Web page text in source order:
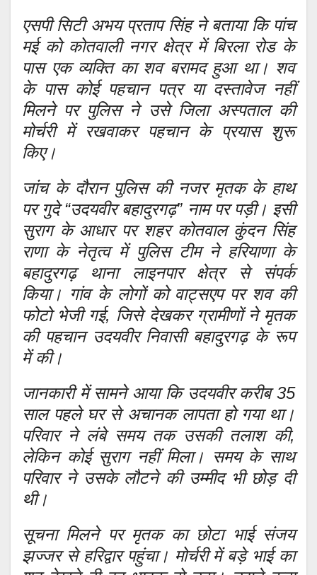
एसपी सिटी अभय प्रताप सिंह ने बताया कि पांच
मई को कोतवाली नगर क्षेत्र में बिरला रोड के
पास एक व्यक्ति का शव बरामद हुआ था। शव
के पास कोई पहचान पत्र या दस्तावेज नहीं
मिलने पर पुलिस ने उसे जिला अस्पताल की
मोर्चरी में रखवाकर पहचान के प्रयास शुरू
किए।
जांच के दौरान पुलिस की नजर मृतक के हाथ
पर गुदे “उदयवीर बहादुरगढ़” नाम पर पड़ी। इसी
सुराग के आधार पर शहर कोतवाल कुंदन सिंह
राणा के नेतृत्व में पुलिस टीम ने हरियाणा के
बहादुरगढ़ थाना लाइनपार क्षेत्र से संपर्क
किया। गांव के लोगों को वाट्सएप पर शव की
फोटो भेजी गई, जिसे देखकर ग्रामीणों ने मृतक
की पहचान उदयवीर निवासी बहादुरगढ़ के रूप
में की।
जानकारी में सामने आया कि उदयवीर करीब 35
साल पहले घर से अचानक लापता हो गया था।
परिवार ने लंबे समय तक उसकी तलाश की,
लेकिन कोई सुराग नहीं मिला। समय के साथ
परिवार ने उसके लौटने की उम्मीद भी छोड़ दी
थी।
सूचना मिलने पर मृतक का छोटा भाई संजय
झज्जर से हरिद्वार पहुंचा। मोर्चरी में बड़े भाई का